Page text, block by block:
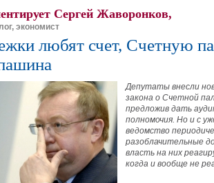
Сергей Жаворонков,
экономист
любят счет, Счетную
Депутаты внесли
закона о Счетной
предложив дать
полномочия. Но и с
ведомство
разоблачительные
власть на них
когда и вообще не